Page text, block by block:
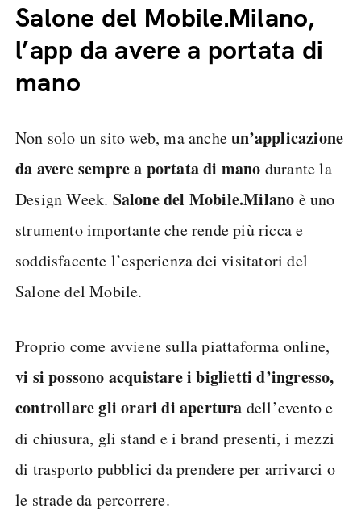
Salone del Mobile.Milano,
l’app da avere a portata di
mano
Non solo un sito web, ma ancheun’applicazione
da avere sempre a portata di mano durante la
Design Week. Salone del Mobile.Milano è uno
strumento importante che rende più ricca e
soddisfacente l’esperienza dei visitatori del
Salone del Mobile.
Proprio come avviene sulla piattaforma online,
vi si possono acquistare i biglietti d’ingresso,
controllare gli orari di apertura dell’evento e
di chiusura, gli stand e i brand presenti, i mezzi
di trasporto pubblici da prendere per arrivarci o
le strade da percorrere.